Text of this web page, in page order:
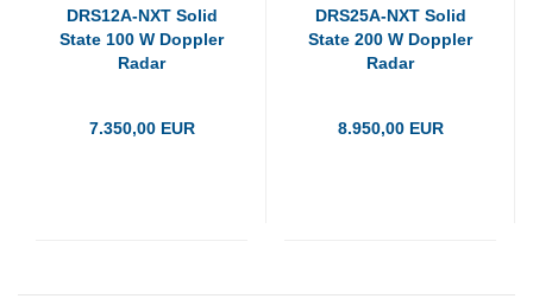
DRS12A-NXT Solid
State 100 W Doppler
Radar
7.350,00 EUR
DRS25A-NXT Solid
State 200 W Doppler
Radar
8.950,00 EUR